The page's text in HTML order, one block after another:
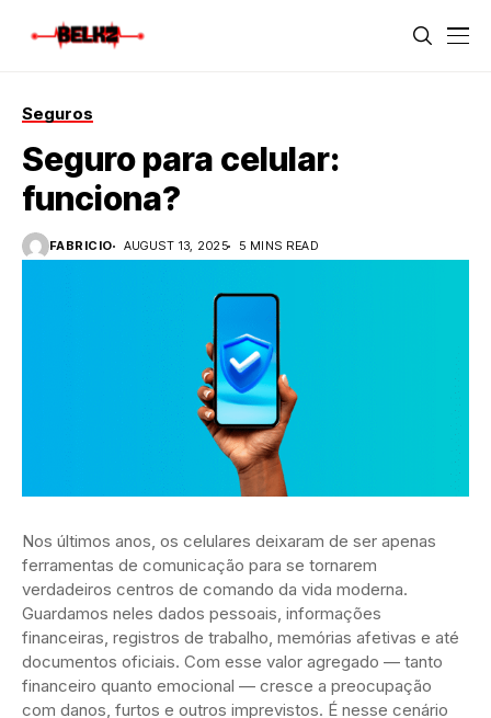
Seguros
Seguro para celular:
funciona?
FABRICIO AUGUST 13, 2025 5 MINS READ
Nos últimos anos, os celulares deixaram de ser apenas
ferramentas de comunicação para se tornarem
verdadeiros centros de comando da vida moderna.
Guardamos neles dados pessoais, informações
financeiras, registros de trabalho, memórias afetivas e até
documentos oficiais. Com esse valor agregado — tanto
financeiro quanto emocional — cresce a preocupação
com danos, furtos e outros imprevistos. É nesse cenário